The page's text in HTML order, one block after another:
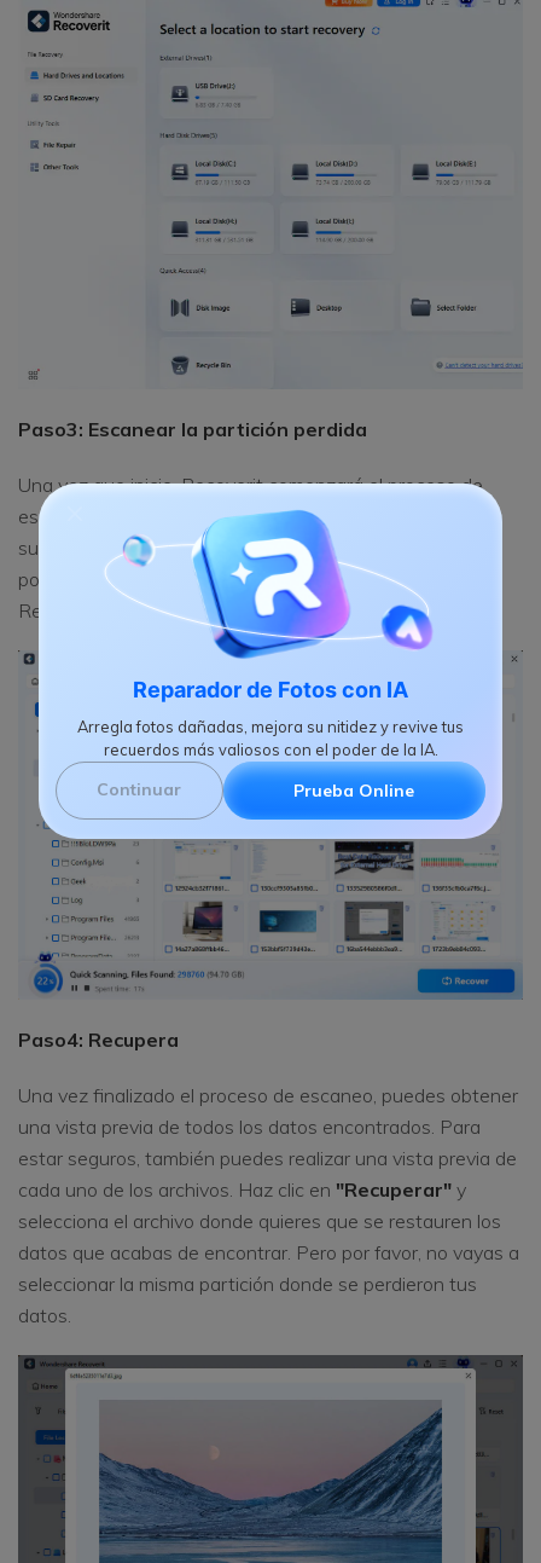
Reparador de Fotos con IA
Arregla fotos dañadas, mejora su nitidez y revive tus
recuerdos más valiosos con el poder de la IA.
Continuar Prueba Online
Paso3: Escanear la partición perdida
Una vez que inicie, Recoverit comenzará el proceso de
escaneo y luego de algunos momentos mostrará todos
sus datos perdidos. Cuando el escaneo haya finalizado,
podrás obtener una vista previa de los datos que
Recoverit ha encontrado en la partición seleccionada.
Paso4: Recupera
Una vez finalizado el proceso de escaneo, puedes obtener
una vista previa de todos los datos encontrados. Para
estar seguros, también puedes realizar una vista previa de
cada uno de los archivos. Haz clic en "Recuperar" y
selecciona el archivo donde quieres que se restauren los
datos que acabas de encontrar. Pero por favor, no vayas a
seleccionar la misma partición donde se perdieron tus
datos.